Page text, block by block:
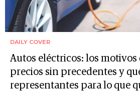
DAILY COVER
Autos eléctricos: los motivos
precios sin precedentes y
representantes para lo que